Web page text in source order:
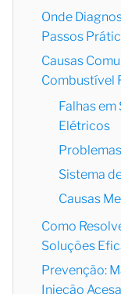
Onde
Passos
Causas
Combustível
Falhas
Elétricos
Sistema
Causas
Como
Soluções
Prevenção:
Injeção